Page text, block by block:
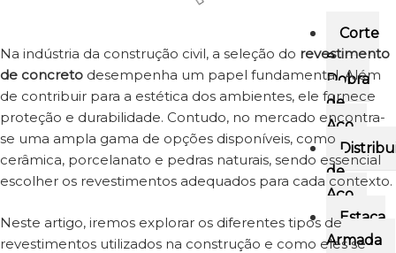
Corte
e
Dobra
de
Aço
de
Aço
Estaca
Armada
Na indústria da construção civil, a seleção do revestimento
de concreto desempenha um papel fundamental. Além
de contribuir para a estética dos ambientes, ele fornece
proteção e durabilidade. Contudo, no mercado encontra-
se uma ampla gama de opções disponíveis, como
cerâmica, porcelanato e pedras naturais, sendo essencial
escolher os revestimentos adequados para cada contexto.
Neste artigo, iremos explorar os diferentes tipos de
revestimentos utilizados na construção e como eles se